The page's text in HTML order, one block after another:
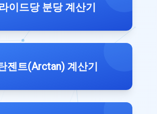
이드당 분당 계산기
젠트(Arctan) 계산기